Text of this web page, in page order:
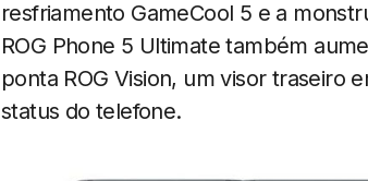
resfriamento GameCool 5 e a
ROG Phone 5 Ultimate também
ponta ROG Vision, um visor traseiro
status do telefone.